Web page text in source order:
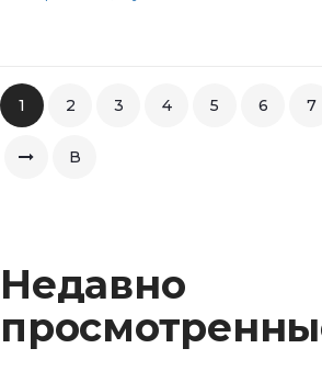
1 2 3 4 5 6 7
В
Недавно